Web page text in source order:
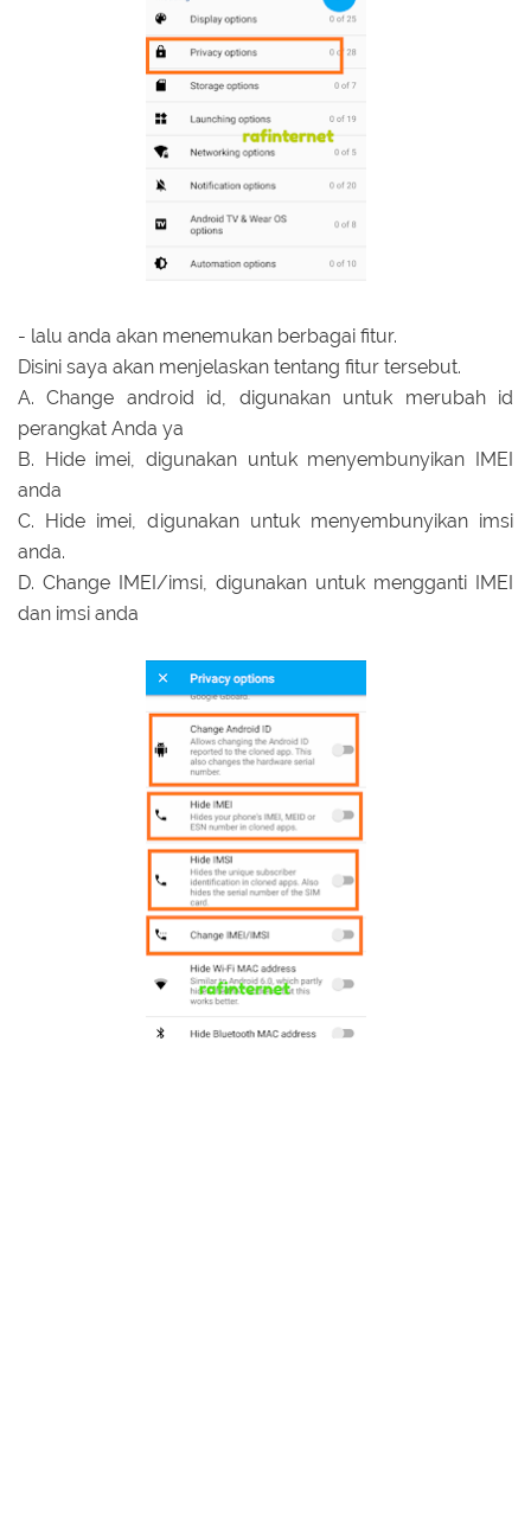
- lalu anda akan menemukan berbagai fitur.
Disini saya akan menjelaskan tentang fitur tersebut.
A. Change android id, digunakan untuk merubah id
perangkat Anda ya
B. Hide imei, digunakan untuk menyembunyikan IMEI
anda
C. Hide imei, digunakan untuk menyembunyikan imsi
anda.
D. Change IMEI/imsi, digunakan untuk mengganti IMEI
dan imsi anda